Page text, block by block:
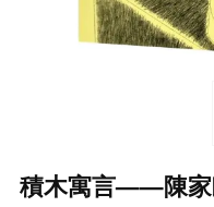
積木寓言——陳家